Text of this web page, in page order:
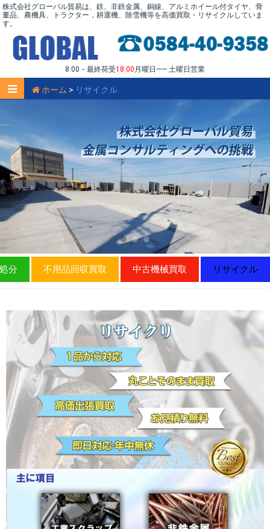
株式会社グローバル貿易は、鉄、非鉄金属、銅線、アルミホイール付タイヤ、骨
董品、農機具、トラクター，耕運機、除雪機等を高価買取・リサイクルしていま
す。
8:00－最終荷受18:00 月曜日—— 土曜日営業
ホーム > リサイクル
分 不用品回収買取 中古機械買取 リサイクル